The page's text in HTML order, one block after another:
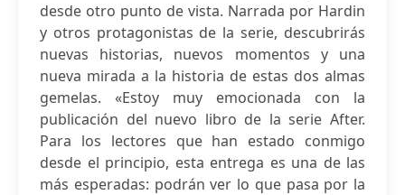
desde otro punto de vista. Narrada por Hardin
y otros protagonistas de la serie, descubrirás
nuevas historias, nuevos momentos y una
nueva mirada a la historia de estas dos almas
gemelas. «Estoy muy emocionada con la
publicación del nuevo libro de la serie After.
Para los lectores que han estado conmigo
desde el principio, esta entrega es una de las
más esperadas: podrán ver lo que pasa por la